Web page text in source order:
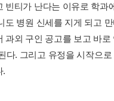
빈티가 난다는 이유로 학
도 병원 신세를 지게 되고
과외 구인 공고를 보고 바
다. 그리고 유정을 시작으
.